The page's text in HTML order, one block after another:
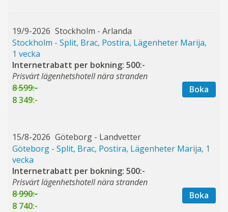
19/9-2026 Stockholm - Arlanda
Stockholm - Split, Brac, Postira, Lägenheter Marija,
1 vecka
Internetrabatt per bokning: 500:-
Prisvärt lägenhetshotell nära stranden
8 599:-
8 349:-
Boka
15/8-2026 Göteborg - Landvetter
Göteborg - Split, Brac, Postira, Lägenheter Marija, 1
vecka
Internetrabatt per bokning: 500:-
Prisvärt lägenhetshotell nära stranden
8 990:-
8 740:-
Boka